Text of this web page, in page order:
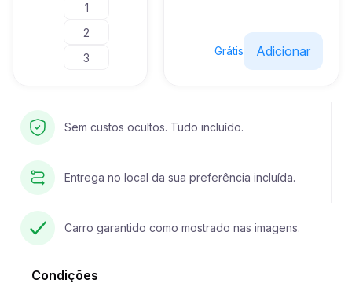
1
2
3
Grátis Adicionar
Sem custos ocultos. Tudo incluído.
Entrega no local da sua preferência incluída.
Carro garantido como mostrado nas imagens.
Condições